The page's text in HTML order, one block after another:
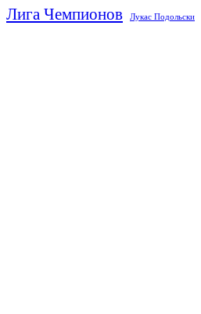
Лига Чемпионов Лукас Подольски